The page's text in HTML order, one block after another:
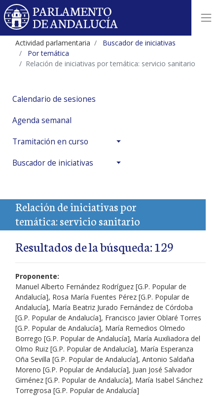
Actividad parlamentaria
Buscador de iniciativas
Por temática
Relación de iniciativas por temática: servicio sanitario
Calendario de sesiones
Agenda semanal
Tramitación en curso
Buscador de iniciativas
Relación de iniciativas por
temática: servicio sanitario
Resultados de la búsqueda: 129
Proponente:
Manuel Alberto Fernández Rodríguez [G.P. Popular de
Andalucía], Rosa María Fuentes Pérez [G.P. Popular de
Andalucía], María Beatriz Jurado Fernández de Córdoba
[G.P. Popular de Andalucía], Francisco Javier Oblaré Torres
[G.P. Popular de Andalucía], María Remedios Olmedo
Borrego [G.P. Popular de Andalucía], María Auxiliadora del
Olmo Ruiz [G.P. Popular de Andalucía], María Esperanza
Oña Sevilla [G.P. Popular de Andalucía], Antonio Saldaña
Moreno [G.P. Popular de Andalucía], Juan José Salvador
Giménez [G.P. Popular de Andalucía], María Isabel Sánchez
Torregrosa [G.P. Popular de Andalucía]